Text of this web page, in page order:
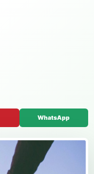
WhatsApp